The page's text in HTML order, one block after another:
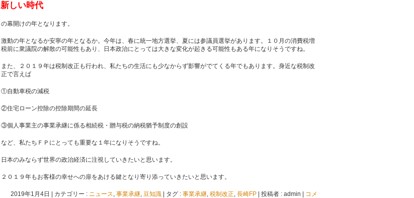
新しい時代
の幕開けの年となります。
激動の年となるか安寧の年となるか。今年は、春に統一地方選挙、夏には参議員選挙があります。１０月の消費税増
税前に衆議院の解散の可能性もあり、日本政治にとっては大きな変化が起きる可能性もある年になりそうですね。
また、２０１９年は税制改正も行われ、私たちの生活にも少なからず影響がでてくる年でもあります。身近な税制改
正で言えば
①自動車税の減税
②住宅ローン控除の控除期間の延長
③個人事業主の事業承継に係る相続税・贈与税の納税猶予制度の創設
など、私たちＦＰにとっても重要な１年になりそうですね。
日本のみならず世界の政治経済に注視していきたいと思います。
２０１９年もお客様の幸せへの扉をあける鍵となり寄り添っていきたいと思います。
2019年1月4日 カテゴリー : ニュース, 事業承継, 豆知識 タグ : 事業承継, 税制改正, 長崎FP 投稿者 : admin
コメ